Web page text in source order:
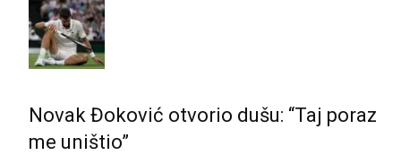
Novak Đoković otvorio dušu: “Taj poraz
me uništio”